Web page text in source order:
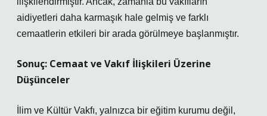
aidiyetleri daha karmaşık hale gelmiş ve farklı
cemaatlerin etkileri bir arada görülmeye başlanmıştır.
Sonuç: Cemaat ve Vakıf İlişkileri Üzerine
Düşünceler
İlim ve Kültür Vakfı, yalnızca bir eğitim kurumu değil,